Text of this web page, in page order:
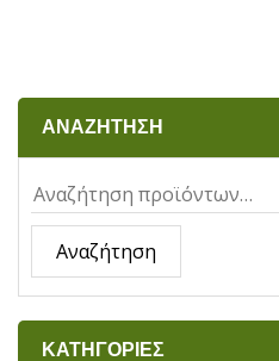
ΑΝΑΖΗΤΗΣΗ
Αναζήτηση
ΚΑΤΗΓΟΡΙΕΣ